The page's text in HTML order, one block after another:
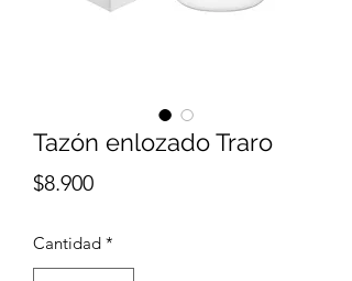
Tazón enlozado Traro
$8.900Precio
Cantidad *